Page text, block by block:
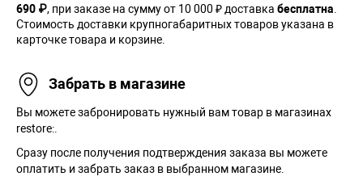
690 ₽, при заказе на сумму от 10 000 ₽ доставка бесплатна
Стоимость доставки крупногабаритных товаров указана в
карточке товара и корзине.
Забрать в магазине
Вы можете забронировать нужный вам товар в магазинах
restore:.
Сразу после получения подтверждения заказа вы можете
оплатить и забрать заказ в выбранном магазине.